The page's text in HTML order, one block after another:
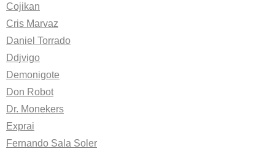
Cojikan
Cris Marvaz
Daniel Torrado
Ddjvigo
Demonigote
Don Robot
Dr. Monekers
Exprai
Fernando Sala Soler